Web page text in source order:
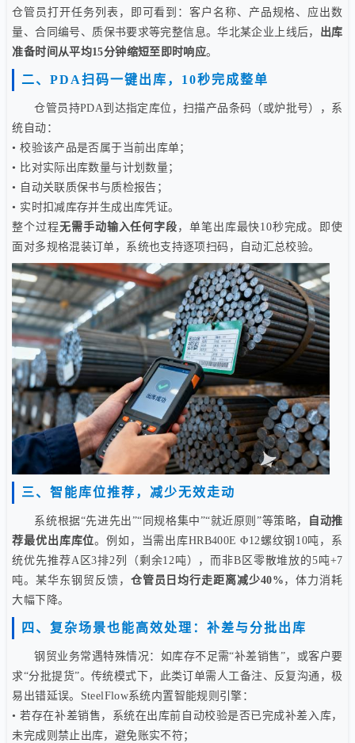
仓管员打开任务列表，即可看到：客户名称、产品规格、应出数
量、合同编号、质保书要求等完整信息。华北某企业上线后， 出库
准备时间从平均15分钟缩短至即时响应。
二、PDA扫码一键出库，10秒完成整单
仓管员持PDA到达指定库位，扫描产品条码（或炉批号），系
统自动：
• 校验该产品是否属于当前出库单；
• 比对实际出库数量与计划数量；
• 自动关联质保书与质检报告；
• 实时扣减库存并生成出库凭证。
整个过程无需手动输入任何字段 ，单笔出库最快10秒完成。即使
面对多规格混装订单，系统也支持逐项扫码，自动汇总校验。
三、智能库位推荐，减少无效走动
系统根据“先进先出”“同规格集中”“就近原则”等策略，
自动推
荐最优出库库位。例如，当需出库HRB400E Φ12螺纹钢10吨，系
统优先推荐A区3排2列（剩余12吨），而非B区零散堆放的5吨+7
吨。某华东钢贸反馈， 仓管员日均行走距离减少40% ，体力消耗
大幅下降。
四、复杂场景也能高效处理：补差与分批出库
钢贸业务常遇特殊情况：如库存不足需“补差销售”，或客户要
求“分批提货”。传统模式下，此类订单需人工备注、反复沟通，极
易出错延误。SteelFlow系统内置智能规则引擎：
• 若存在补差销售，系统在出库前自动校验是否已完成补差入库，
未完成则禁止出库，避免账实不符；